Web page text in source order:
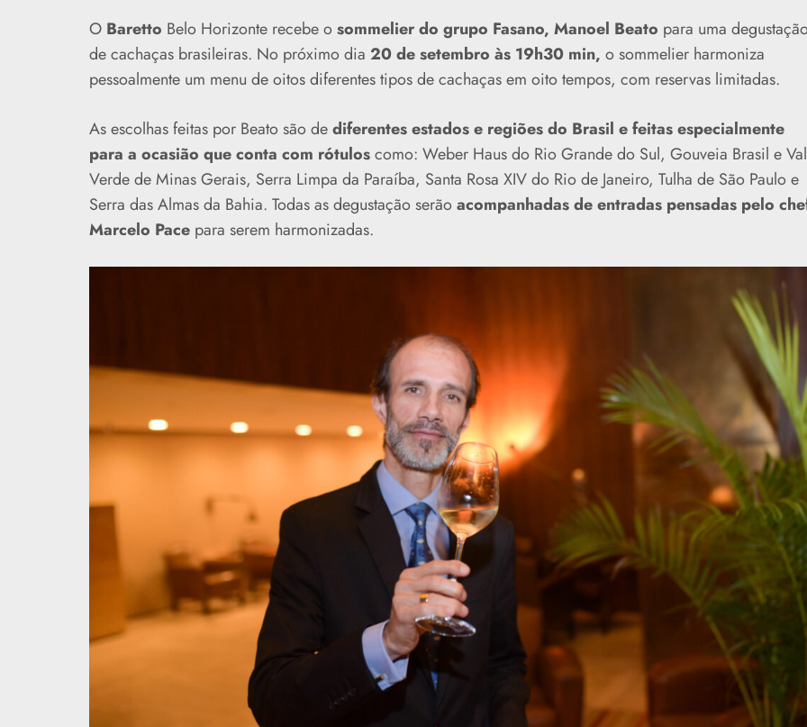
O Baretto Belo Horizonte recebe osommelier do grupo Fasano, Manoel Beato para uma
de cachaças brasileiras. No próximo dia 20 de setembro às 19h30 min, o sommelier harmoniza
pessoalmente um menu de oitos diferentes tipos de cachaças em oito tempos, com reservas limitadas.
As escolhas feitas por Beato são dediferentes estados e regiões do Brasil e feitas especialmente
para a ocasião que conta com rótuloscomo: Weber Haus do Rio Grande do Sul, Gouveia Brasil e
Verde de Minas Gerais, Serra Limpa da Paraíba, Santa Rosa XIV do Rio de Janeiro, Tulha de São Paulo e
Serra das Almas da Bahia. Todas as degustação serãoacompanhadas de entradas pensadas pelo
Marcelo Pace para serem harmonizadas.